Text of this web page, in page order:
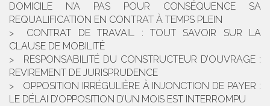
DOMICILE N’A PAS POUR CONSÉQUENCE SA
REQUALIFICATION EN CONTRAT À TEMPS PLEIN
CONTRAT DE TRAVAIL : TOUT SAVOIR SUR LA
CLAUSE DE MOBILITÉ
RESPONSABILITÉ DU CONSTRUCTEUR D’OUVRAGE :
REVIREMENT DE JURISPRUDENCE
OPPOSITION IRRÉGULIÈRE À INJONCTION DE PAYER :
LE DÉLAI D’OPPOSITION D’UN MOIS EST INTERROMPU